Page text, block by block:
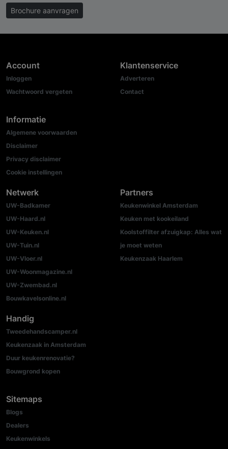
Brochure aanvragen
Account
Inloggen
Wachtwoord vergeten
Informatie
Algemene voorwaarden
Disclaimer
Privacy disclaimer
Cookie instellingen
Klantenservice
Adverteren
Contact
Netwerk
UW-Badkamer
UW-Haard.nl
UW-Keuken.nl
UW-Tuin.nl
UW-Vloer.nl
UW-Woonmagazine.nl
UW-Zwembad.nl
Bouwkavelsonline.nl
Partners
Keukenwinkel Amsterdam
Keuken met kookeiland
Koolstoffilter afzuigkap: Alles wat
je moet weten
Keukenzaak Haarlem
Handig
Tweedehandscamper.nl
Keukenzaak in Amsterdam
Duur keukenrenovatie?
Bouwgrond kopen
Sitemaps
Blogs
Dealers
Keukenwinkels